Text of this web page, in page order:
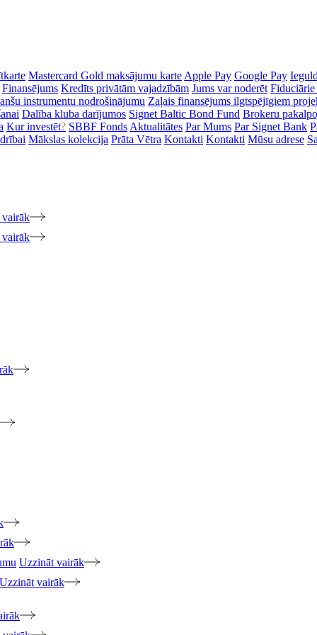
Mastercard Gold maksājumu karte Apple Pay Google Pay
Finansējums Kredīts privātām vajadzībām Jums var noderēt
instrumentu nodrošinājumu Zaļais finansējums ilgtspējīgiem
Dalība kluba darījumos Signet Baltic Bond Fund Brokeru
Kur investēt? SBBF Fonds Aktualitātes Par Mums Par Signet Bank
Mākslas kolekcija Prāta Vētra Kontakti Kontakti Mūsu adrese
Uzzināt vairāk
Uzzināt vairāk